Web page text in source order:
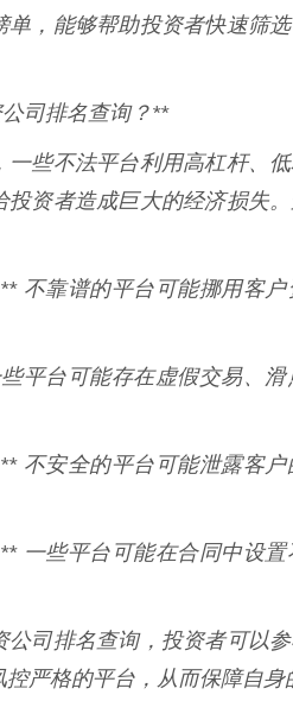
单，能够帮助投资者快速筛
司排名查询？**
一些不法平台利用高杠杆、
投资者造成巨大的经济损失
不靠谱的平台可能挪用客
平台可能存在虚假交易、
不安全的平台可能泄露客
一些平台可能在合同中设
公司排名查询，投资者可以
严格的平台，从而保障自身